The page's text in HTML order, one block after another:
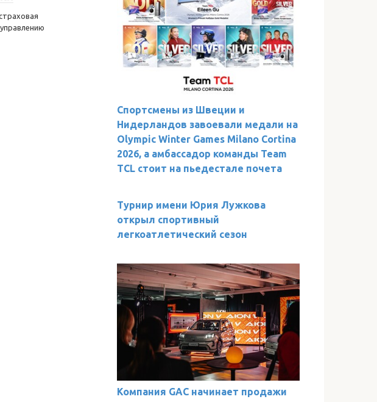
Спортсмены из Швеции и
Нидерландов завоевали медали на
Olympic Winter Games Milano Cortina
2026, а амбассадор команды Team
TCL стоит на пьедестале почета
Турнир имени Юрия Лужкова
открыл спортивный
легкоатлетический сезон
Компания GAC начинает продажи